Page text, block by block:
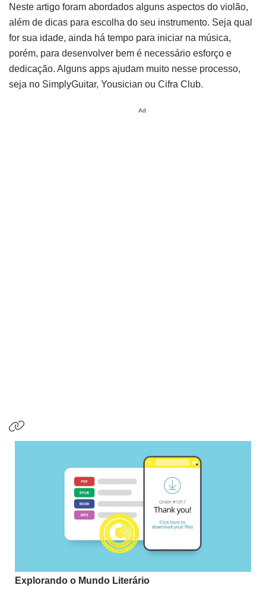
Neste artigo foram abordados alguns aspectos do violão,
além de dicas para escolha do seu instrumento. Seja qual
for sua idade, ainda há tempo para iniciar na música,
porém, para desenvolver bem é necessário esforço e
dedicação. Alguns apps ajudam muito nesse processo,
seja no SimplyGuitar, Yousician ou Cifra Club.
Ad
Explorando o Mundo Literário